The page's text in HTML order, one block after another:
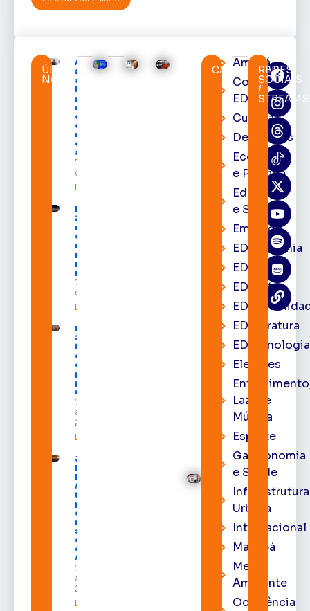
ÚLTIMAS
NOTÍCIAS
Acácio
Favacho
apresenta
balanço
parcial do
mandato
com mais
de R$ 668
milhões
destinados
ao Amapá
7 de agosto
de 2026
Leia mais »
Expofeira
2026 começa
neste sábado
com shows,
negócios e
programação
para todos os
públicos
7 de agosto
de 2026
Leia mais »
Expofeira
2026
impulsiona
economia
e aumenta
procura
por hotéis
na capital
7 de
agosto de
2026
Leia mais »
Juiz
Diego
Moura de
Araújo
toma
posse
como
membro
substituto
do Pleno
do TRE-
AP
7 de
agosto de
2026
Leia mais »
CATEGORIAS
Amapá
Cortes
EDcast
Cultura
Destaques
Economia
e Política
Educação
e Saúde
Emprego
EDacademia
EDbrasília
EDcast
EDliteratura
EDtecnologia
Eleições
Lazer e
Música
Esporte
Gastronomia
e Saúde
Infraestrutura
Urbana
Internacional
Macapá
Meio
Ambiente
Ocorrência
REDES
SOCIAIS
/
STREAMS